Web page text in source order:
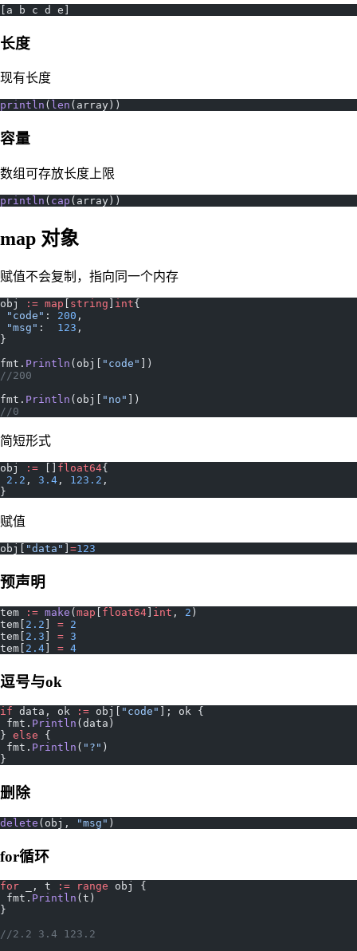
[a b c d e]
长度
现有长度
println ( len (array))
容量
数组可存放长度上限
println ( cap (array))
map 对象
赋值不会复制，指向同一个内存
obj := map string int{
"code" : 200 ,
"msg" : 123 ,
}
fmt. Println (obj[ "code"
])
//200
fmt. Println (obj[ "no"
])
//0
简短形式
obj := float64{
2.2 , 3.4 , 123.2 ,
}
赋值
obj[ "data" =123
预声明
tem := make ( map float64 int , 2 )
tem[ 2.2 = 2
tem[ 2.3 = 3
tem[ 2.4 = 4
逗号与ok
if data, ok := obj[ "code"
]; ok {
fmt. Println (data)
} else {
fmt. Println ( "?" )
}
删除
delete (obj, "msg" )
for循环
for _, t := range obj {
fmt. Println (t)
}
//2.2 3.4 123.2